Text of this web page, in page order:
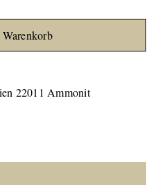
22011 Ammonit